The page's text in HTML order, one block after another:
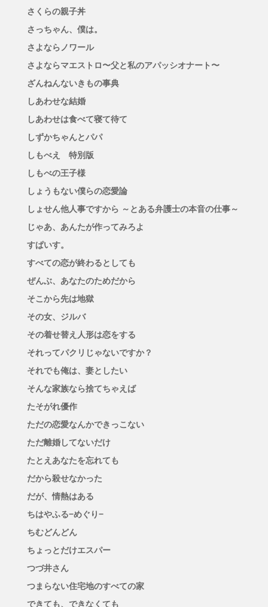
さくらの親子丼
さっちゃん、僕は。
さよならノワール
さよならマエストロ〜父と私のアパッシオナート〜
ざんねんないきもの事典
しあわせな結婚
しあわせは食べて寝て待て
しずかちゃんとパパ
しもべえ 特別版
しもべの王子様
しょうもない僕らの恋愛論
しょせん他人事ですから ～とある弁護士の本音の仕事～
じゃあ、あんたが作ってみろよ
すぱいす。
すべての恋が終わるとしても
ぜんぶ、あなたのためだから
そこから先は地獄
その女、ジルバ
その着せ替え人形は恋をする
それってパクリじゃないですか？
それでも俺は、妻としたい
そんな家族なら捨てちゃえば
たそがれ優作
ただの恋愛なんかできっこない
ただ離婚してないだけ
たとえあなたを忘れても
だから殺せなかった
だが、情熱はある
ちはやふる−めぐり−
ちむどんどん
ちょっとだけエスパー
つづ井さん
つまらない住宅地のすべての家
できても、できなくても